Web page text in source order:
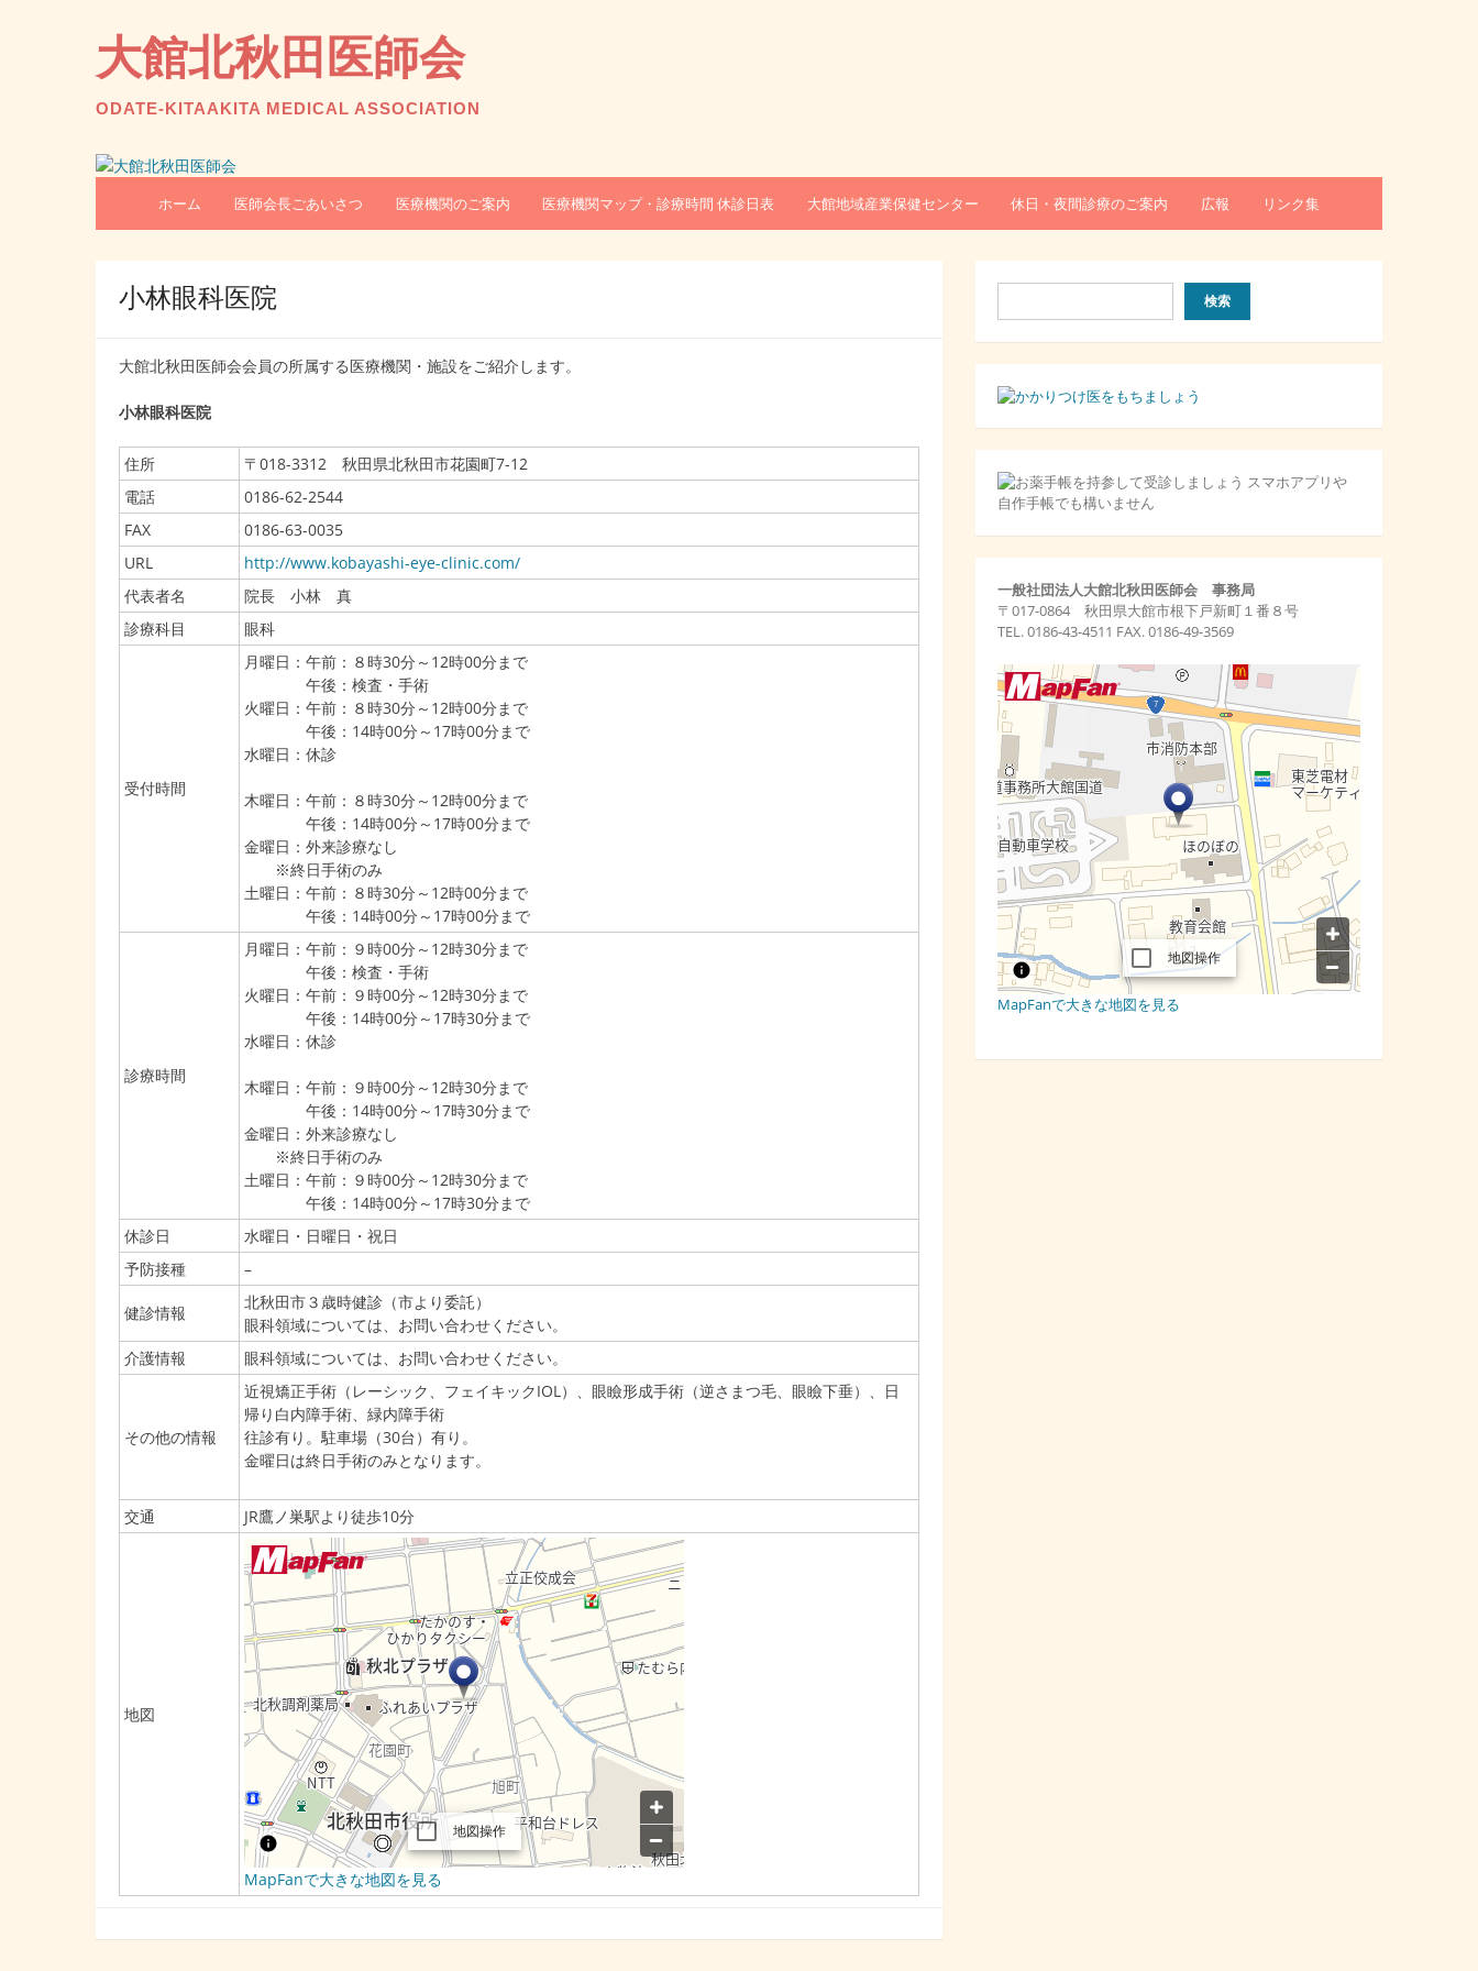
大館北秋田医師会
ODATE-KITAAKITA MEDICAL ASSOCIATION
ホーム 医師会長ごあいさつ 医療機関のご案内 医療機関マップ・診療時間 休診日表 大館地域産業保健センター 休日・夜間診療のご案内 広報 リンク集
小林眼科医院
大館北秋田医師会会員の所属する医療機関・施設をご紹介します。
小林眼科医院
住所
〒018-3312 秋田県北秋田市花園町7-12
電話
0186-62-2544
FAX
0186-63-0035
URL
http://www.kobayashi-eye-clinic.com/
代表者名
院長 小林 真
診療科目
眼科
受付時間
月曜日：午前：８時30分～12時00分まで
午後：検査・手術
火曜日：午前：８時30分～12時00分まで
午後：14時00分～17時00分まで
水曜日：休診
木曜日：午前：８時30分～12時00分まで
午後：14時00分～17時00分まで
金曜日：外来診療なし
※終日手術のみ
土曜日：午前：８時30分～12時00分まで
午後：14時00分～17時00分まで
診療時間
月曜日：午前：９時00分～12時30分まで
午後：検査・手術
火曜日：午前：９時00分～12時30分まで
午後：14時00分～17時30分まで
水曜日：休診
木曜日：午前：９時00分～12時30分まで
午後：14時00分～17時30分まで
金曜日：外来診療なし
※終日手術のみ
土曜日：午前：９時00分～12時30分まで
午後：14時00分～17時30分まで
休診日
水曜日・日曜日・祝日
予防接種
–
健診情報
北秋田市３歳時健診（市より委託）
眼科領域については、お問い合わせください。
介護情報
眼科領域については、お問い合わせください。
その他の情報
近視矯正手術（レーシック、フェイキックIOL）、眼瞼形成手術（逆さまつ毛、眼瞼下垂）、日
帰り白内障手術、緑内障手術
往診有り。駐車場（30台）有り。
金曜日は終日手術のみとなります。
交通 JR鷹ノ巣駅より徒歩10分
地図
MapFanで大きな地図を見る
検索
一般社団法人大館北秋田医師会 事務局
〒017-0864 秋田県大館市根下戸新町１番８号
TEL. 0186-43-4511 FAX. 0186-49-3569
MapFanで大きな地図を見る